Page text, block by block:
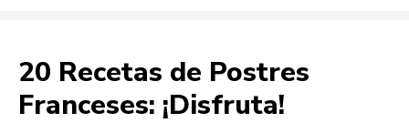
20 Recetas de Postres
Franceses: ¡Disfruta!